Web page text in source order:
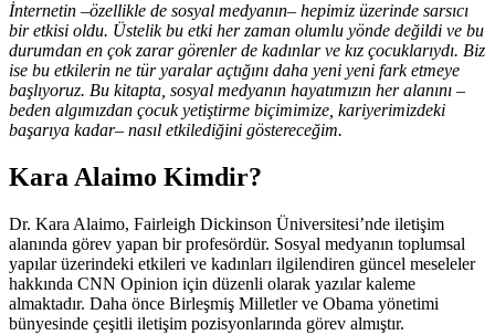
İnternetin –özellikle de sosyal medyanın– hepimiz üzerinde sarsıcı
bir etkisi oldu. Üstelik bu etki her zaman olumlu yönde değildi ve bu
durumdan en çok zarar görenler de kadınlar ve kız çocuklarıydı. Biz
ise bu etkilerin ne tür yaralar açtığını daha yeni yeni fark etmeye
başlıyoruz. Bu kitapta, sosyal medyanın hayatımızın her alanını –
beden algımızdan çocuk yetiştirme biçimimize, kariyerimizdeki
başarıya kadar– nasıl etkilediğini göstereceğim.
Kara Alaimo Kimdir?
Dr. Kara Alaimo, Fairleigh Dickinson Üniversitesi’nde iletişim
alanında görev yapan bir profesördür. Sosyal medyanın toplumsal
yapılar üzerindeki etkileri ve kadınları ilgilendiren güncel meseleler
hakkında CNN Opinion için düzenli olarak yazılar kaleme
almaktadır. Daha önce Birleşmiş Milletler ve Obama yönetimi
bünyesinde çeşitli iletişim pozisyonlarında görev almıştır.